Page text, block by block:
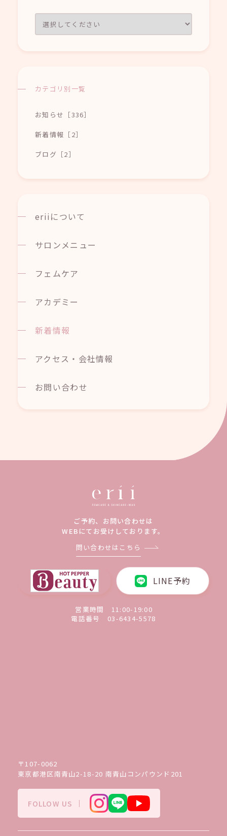
カテゴリ別一覧
お知らせ［336］
新着情報［2］
ブログ［2］
eriiについて
サロンメニュー
フェムケア
アカデミー
新着情報
アクセス・会社情報
お問い合わせ
ご予約、お問い合わせは
WEBにてお受けしております。
問い合わせはこちら
LINE予約
営業時間 11:00-19:00
電話番号 03-6434-5578
〒107-0062
東京都港区南青山2-18-20 南青山コンパウンド201
FOLLOW US